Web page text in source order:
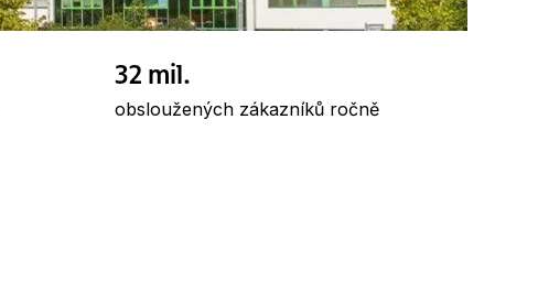
32 mil.
obsloužených zákazníků ročně